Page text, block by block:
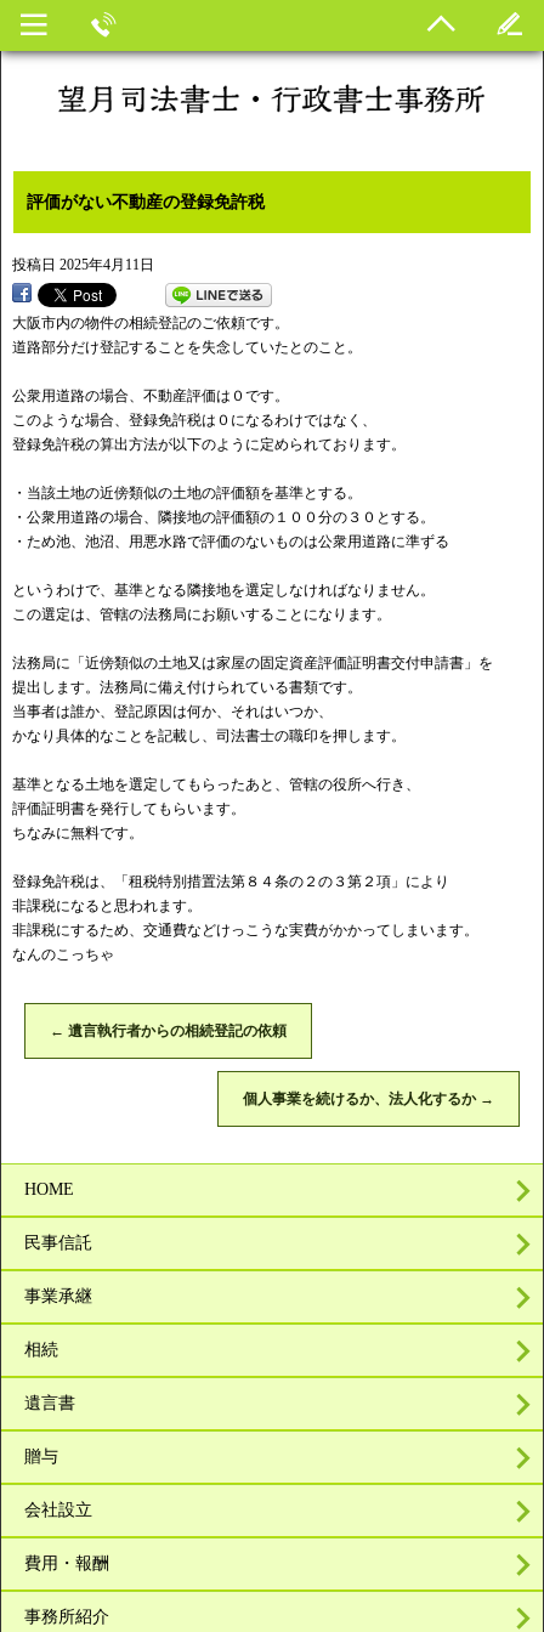
評価がない不動産の登録免許税
投稿日 2025年4月11日
大阪市内の物件の相続登記のご依頼です。
道路部分だけ登記することを失念していたとのこと。
公衆用道路の場合、不動産評価は０です。
このような場合、登録免許税は０になるわけではなく、
登録免許税の算出方法が以下のように定められております。
・当該土地の近傍類似の土地の評価額を基準とする。
・公衆用道路の場合、隣接地の評価額の１００分の３０とする。
・ため池、池沼、用悪水路で評価のないものは公衆用道路に準ずる
というわけで、基準となる隣接地を選定しなければなりません。
この選定は、管轄の法務局にお願いすることになります。
法務局に「近傍類似の土地又は家屋の固定資産評価証明書交付申請書」を
提出します。法務局に備え付けられている書類です。
当事者は誰か、登記原因は何か、それはいつか、
かなり具体的なことを記載し、司法書士の職印を押します。
基準となる土地を選定してもらったあと、管轄の役所へ行き、
評価証明書を発行してもらいます。
ちなみに無料です。
登録免許税は、「租税特別措置法第８４条の２の３第２項」により
⾮課税になると思われます。
非課税にするため、交通費などけっこうな実費がかかってしまいます。
なんのこっちゃ
← 遺言執行者からの相続登記の依頼
個人事業を続けるか、法人化するか →
HOME
民事信託
事業承継
相続
遺言書
贈与
会社設立
費用・報酬
事務所紹介